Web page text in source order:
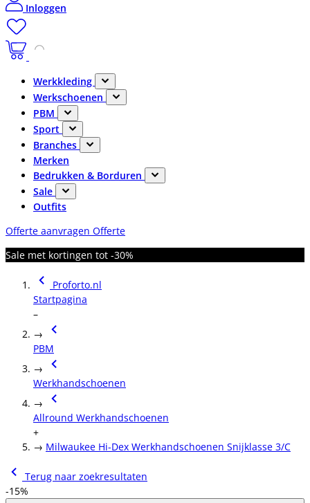
Inloggen
Werkkleding
Werkschoenen
PBM
Sport
Branches
Merken
Bedrukken & Borduren
Sale
Outfits
Offerte aanvragen Offerte
Sale met kortingen tot -30%
Proforto.nl
Startpagina
–
→
PBM
→
Werkhandschoenen
→
Allround Werkhandschoenen
+
→ Milwaukee Hi-Dex Werkhandschoenen Snijklasse 3/C
Terug naar zoekresultaten
-15%